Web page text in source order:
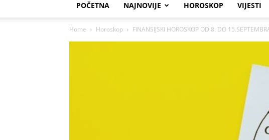
POČETNA NAJNOVIJE HOROSKOP VIJESTI
Home Horoskop FINANSIJSKI HOROSKOP OD 8. DO